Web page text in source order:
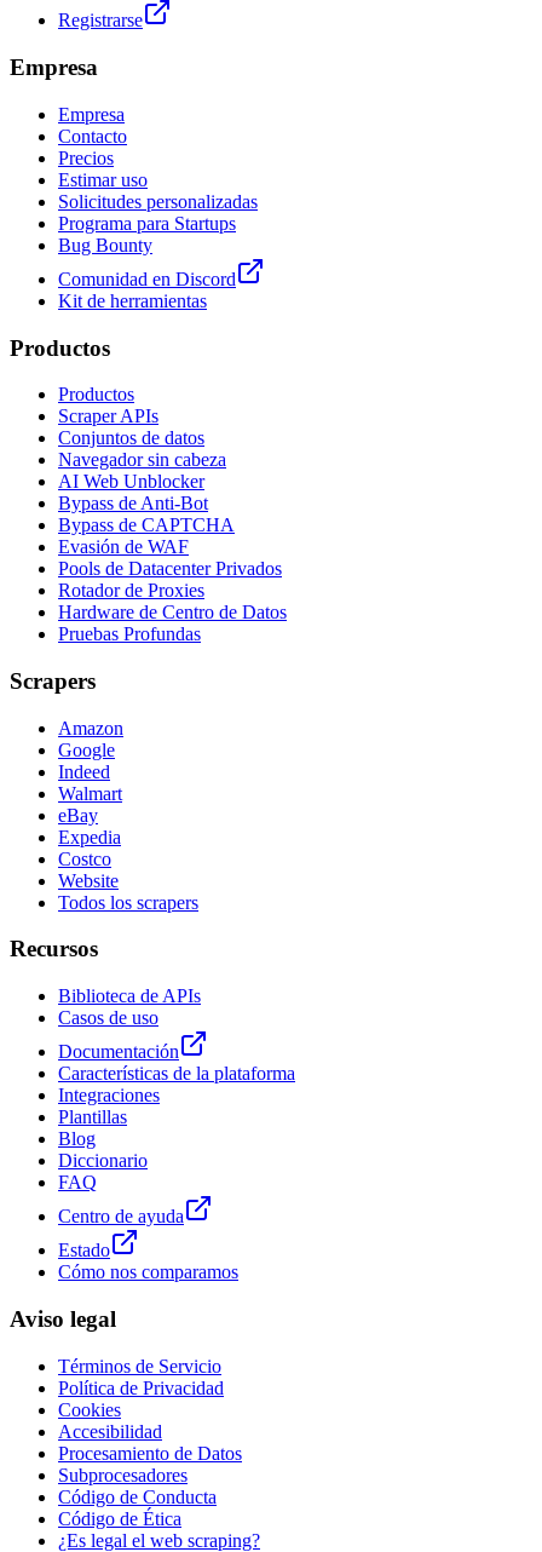
Registrarse
Empresa
Empresa
Contacto
Precios
Estimar uso
Solicitudes personalizadas
Programa para Startups
Bug Bounty
Comunidad en Discord
Kit de herramientas
Productos
Productos
Scraper APIs
Conjuntos de datos
Navegador sin cabeza
AI Web Unblocker
Bypass de Anti-Bot
Bypass de CAPTCHA
Evasión de WAF
Pools de Datacenter Privados
Rotador de Proxies
Hardware de Centro de Datos
Pruebas Profundas
Scrapers
Amazon
Google
Indeed
Walmart
eBay
Expedia
Costco
Website
Todos los scrapers
Recursos
Biblioteca de APIs
Casos de uso
Documentación
Características de la plataforma
Integraciones
Plantillas
Blog
Diccionario
FAQ
Centro de ayuda
Estado
Cómo nos comparamos
Aviso legal
Términos de Servicio
Política de Privacidad
Cookies
Accesibilidad
Procesamiento de Datos
Subprocesadores
Código de Conducta
Código de Ética
¿Es legal el web scraping?